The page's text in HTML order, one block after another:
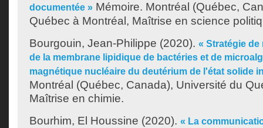
documentée » Mémoire. Montréal (Québec,
Québec à Montréal, Maîtrise en science
Bourgouin, Jean-Philippe (2020). « Stratégie
de la membrane lipidique de bactéries et de
magnétique nucléaire du deutérium de l'état solide
Montréal (Québec, Canada), Université du
Maîtrise en chimie.
Bourhim, El Houssine (2020). « La